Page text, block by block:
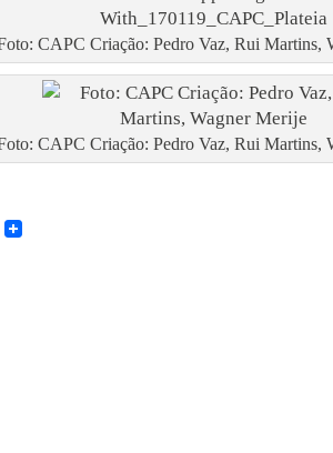
CAPC Criação: Pedro Vaz, Rui Martins,
CAPC Criação: Pedro Vaz, Rui Martins,
WhatsApp